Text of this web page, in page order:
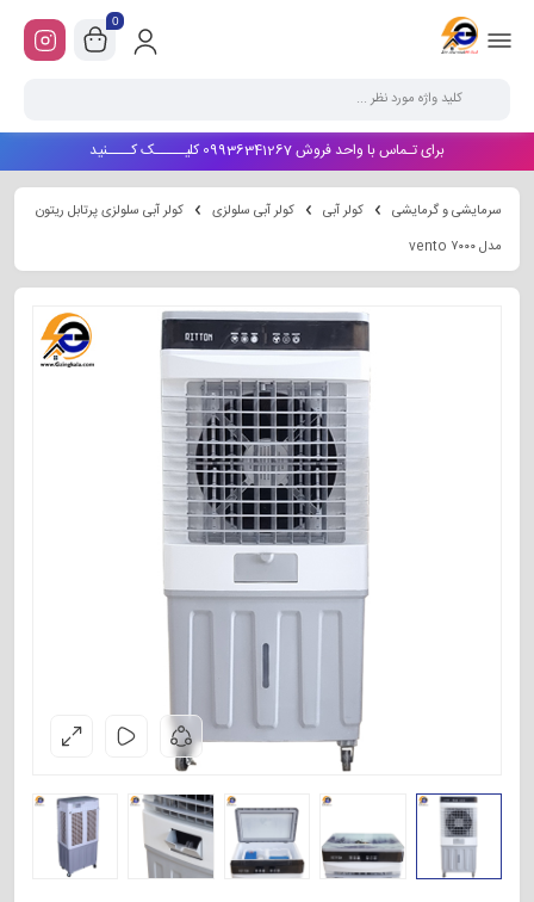
0
برای تـماس با واحد فروش 09936341267 کلیـــــک کــــنید
سرمایشی و گرمایشی کولر آبی کولر آبی سلولزی
کولر آبی سلولزی پرتابل ریتون
مدل vento ۷۰۰۰